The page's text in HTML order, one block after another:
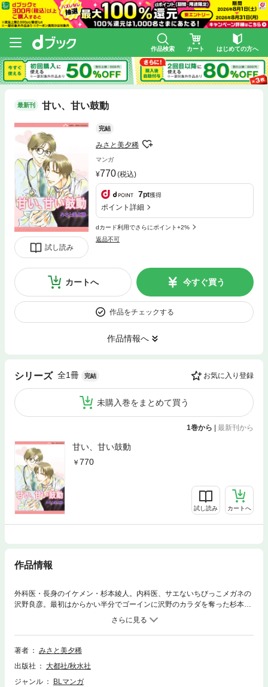
作品検索 カート はじめての方へ
最新刊 甘い、甘い鼓動
試し読み
完結
みさと美夕稀
マンガ
770(税込)
7pt獲得
ポイント詳細
dカード利用でさらにポイント+2%
返品不可
カートへ 今すぐ買う
作品をチェックする
作品情報へ
シリーズ 全1冊 完結 お気に入り登録
未購入巻をまとめて買う
1巻から | 最新刊から
甘い、甘い鼓動
770
試し読み カートへ
作品情報
外科医・長身のイケメン・杉本綾人。内科医、サエないちびっこメガネの
沢野良彦。最初はからかい半分でゴーインに沢野のカラダを奪った杉本だ
けど、ぶかぶかの白衣姿で見上げられるたびに下半身が反応しまくり！
一方、沢野も強姦まがいの行為をされながら、器用な杉本センセイの指テ
クにメロメロで――!? 医者×医者の快感ミダラな院内Ｈ★
著者
みさと美夕稀
出版社
大都社/秋水社
ジャンル
BLマンガ